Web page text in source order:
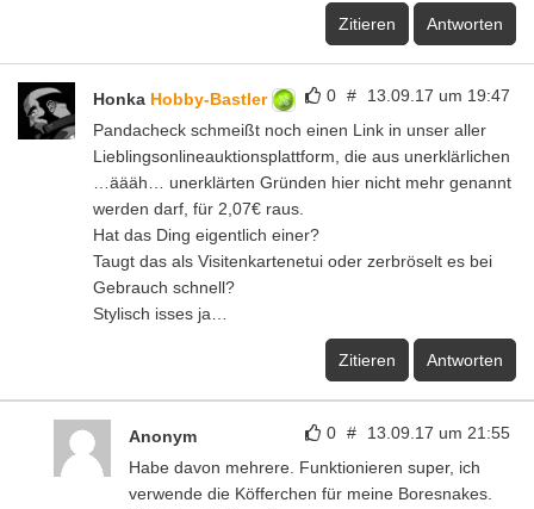
Zitieren Antworten
0 # 13.09.17 um 19:47
Honka Hobby-Bastler
Pandacheck schmeißt noch einen Link in unser aller
Lieblingsonlineauktionsplattform, die aus unerklärlichen
…äääh… unerklärten Gründen hier nicht mehr genannt
werden darf, für 2,07€ raus.
Hat das Ding eigentlich einer?
Taugt das als Visitenkartenetui oder zerbröselt es bei
Gebrauch schnell?
Stylisch isses ja…
Zitieren Antworten
0 # 13.09.17 um 21:55
Anonym
Habe davon mehrere. Funktionieren super, ich
verwende die Köfferchen für meine Boresnakes.